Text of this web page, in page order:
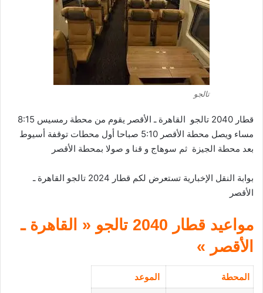
تالجو
قطار 2040 تالجو القاهرة ـ الأقصر يقوم من محطة رمسيس 8:15
مساء ويصل محطة الأقصر 5:10 صباحا أول محطات توقفة أسيوط
بعد محطة الجيزة ثم سوهاج و قنا و صولا بمحطة الأقصر
بوابة النقل الإخبارية تستعرض لكم قطار 2024 تالجو القاهرة ـ
الأقصر
مواعيد قطار 2040 تالجو « القاهرة ـ
الأقصر »
المحطة
الموعد